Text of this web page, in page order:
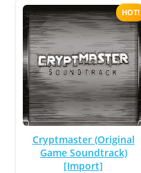
HOT!
Cryptmaster (Original
Game Soundtrack)
[Import]